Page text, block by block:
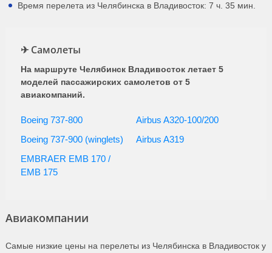
Время перелета из Челябинска в Владивосток: 7 ч. 35 мин.
✈ Самолеты
На маршруте Челябинск Владивосток летает 5
моделей пассажирских самолетов от 5
авиакомпаний.
Boeing 737-800
Airbus A320-100/200
Boeing 737-900 (winglets)
Airbus A319
EMBRAER EMB 170 /
EMB 175
Авиакомпании
Самые низкие цены на перелеты из Челябинска в Владивосток у